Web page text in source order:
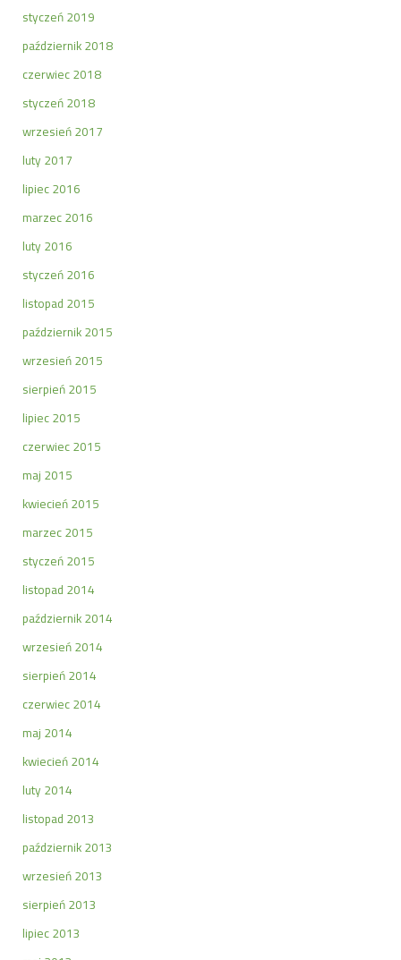
styczeń 2019
październik 2018
czerwiec 2018
styczeń 2018
wrzesień 2017
luty 2017
lipiec 2016
marzec 2016
luty 2016
styczeń 2016
listopad 2015
październik 2015
wrzesień 2015
sierpień 2015
lipiec 2015
czerwiec 2015
maj 2015
kwiecień 2015
marzec 2015
styczeń 2015
listopad 2014
październik 2014
wrzesień 2014
sierpień 2014
czerwiec 2014
maj 2014
kwiecień 2014
luty 2014
listopad 2013
październik 2013
wrzesień 2013
sierpień 2013
lipiec 2013